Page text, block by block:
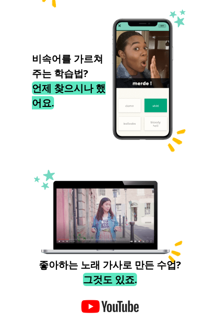
비속어를 가르쳐
주는 학습법?
언제 찾으시나 했
어요.
좋아하는 노래 가사로 만든 수업?
그것도 있죠.